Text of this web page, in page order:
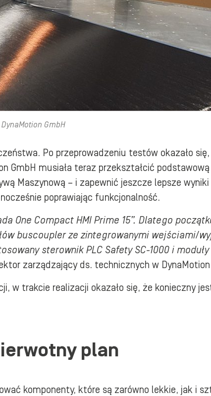
GmbH
Po przeprowadzeniu testów okazało
GmbH musiała teraz przekształcić
Maszynową – i zapewnić jeszcze lepsze
poprawiając funkcjonalność.
One Compact HMI Prime 15”. Dlatego
buscoupler ze zintegrowanymi wejściami/
sterownik PLC Safety SC-1000 i
zarządzający ds. technicznych w DynaMotion
trakcie realizacji okazało się, że konieczny
plan
komponenty, które są zarówno lekkie, jak i